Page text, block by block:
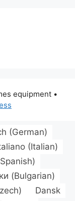
equipment•
(German)
(Italian)
Spanish)
(Bulgarian)
)
Dansk